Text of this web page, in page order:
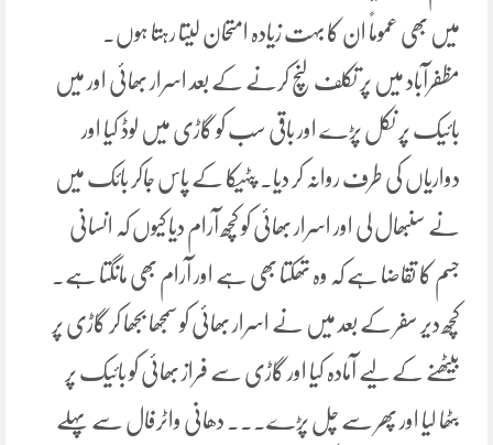
میں بھی عموماً ان کا بہت زیادہ امتحان لیتا رہتا ہوں.
مظفرآباد میں پر تکلف لنچ کرنے کے بعد اسرار بھائی اور میں
بائیک پر نکل پڑے اور باقی سب کو گاڑی میں لوڈ کیا اور
دواریاں کی طرف روانہ کر دیا۔ پٹہیکا کے پاس جاکر بائک میں
نے سنبھال لی اور اسرار بھائی کو کچھ آرام دیا کیوں کہ انسانی
جسم کا تقاضا ہے کہ وہ تھکتا بھی ہے اور آرام بھی مانگتا ہے۔
کچھ دیر سفر کے بعد میں نے اسرار بھائی کو سمجھا بجھا کر گاڑی پر
بیٹھنے کے لیے آمادہ کیا اور گاڑی سے فراز بھائی کو بائیک پر
بٹھا لیا اور پھر سے چل پڑے۔۔۔ دھانی واٹرفال سے پہلے